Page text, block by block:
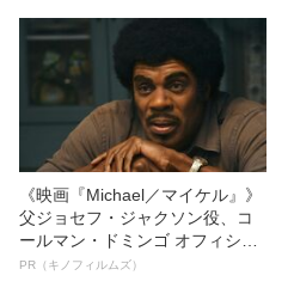
《映画『Michael／マイケル』》
父ジョセフ・ジャクソン役、コ
ールマン・ドミンゴ オフィシャ
ルインタビュー“観客を魅了した
PR（キノフィルムズ）